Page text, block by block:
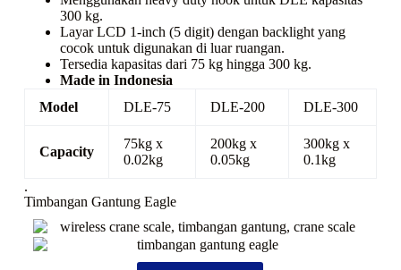
300 kg.
Layar LCD 1-inch (5 digit) dengan backlight yang
cocok untuk digunakan di luar ruangan.
Tersedia kapasitas dari 75 kg hingga 300 kg.
Made in Indonesia
Model
DLE-75 DLE-200 DLE-300
Capacity
75kg x
0.02kg
200kg x
0.05kg
300kg x
0.1kg
.
Timbangan Gantung Eagle